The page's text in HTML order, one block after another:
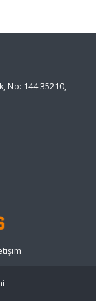
No: 144 35210,